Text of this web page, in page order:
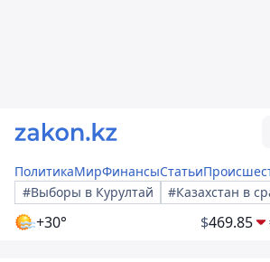
ПолитикаМирФинансыСтатьи
#Выборы в Курултай
#Казахстан в
+30° $469.85